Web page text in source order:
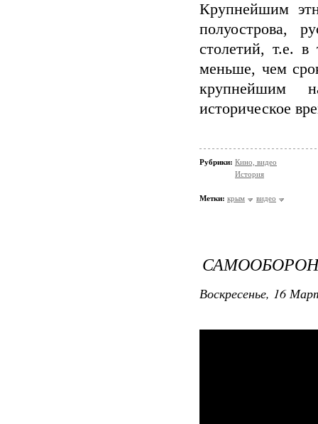
Крупнейшим
полуострова,
столетий, т.е. в
меньше, чем
крупнейшим
историческое
Рубрики: Кино, видео
История
Метки: крым видео
Воскресенье, 16